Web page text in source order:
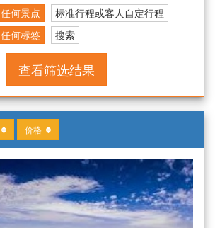
任何景点
标准行程或客人自定行程
任何标签 搜索
查看筛选结果
价格